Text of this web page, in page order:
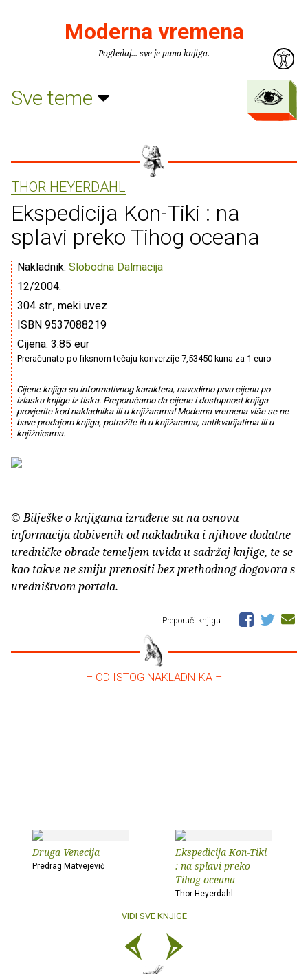
Moderna vremena
Pogledaj... sve je puno knjiga.
Sve teme
THOR HEYERDAHL
Ekspedicija Kon-Tiki : na
splavi preko Tihog oceana
Nakladnik: Slobodna Dalmacija
12/2004.
304 str., meki uvez
ISBN 9537088219
Cijena: 3.85 eur
Preračunato po fiksnom tečaju konverzije 7,53450 kuna za 1 euro
Cijene knjiga su informativnog karaktera, navodimo prvu cijenu po
izlasku knjige iz tiska. Preporučamo da cijene i dostupnost knjiga
provjerite kod nakladnika ili u knjižarama! Moderna vremena više se ne
bave prodajom knjiga, potražite ih u knjižarama, antikvarijatima ili u
knjižnicama.
© Bilješke o knjigama izrađene su na osnovu
informacija dobivenih od nakladnika i njihove dodatne
uredničke obrade temeljem uvida u sadržaj knjige, te se
kao takve ne smiju prenositi bez prethodnog dogovora s
uredništvom portala.
Preporuči knjigu
– OD ISTOG NAKLADNIKA –
Druga Venecija
Predrag Matvejević
Ekspedicija Kon-Tiki
: na splavi preko
Tihog oceana
Thor Heyerdahl
VIDI SVE KNJIGE